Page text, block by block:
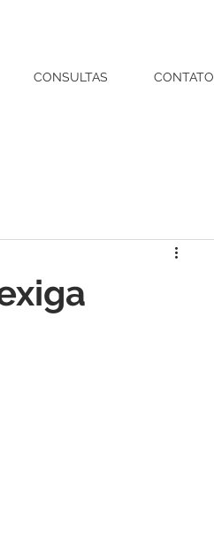
CONSULTAS CONTATO